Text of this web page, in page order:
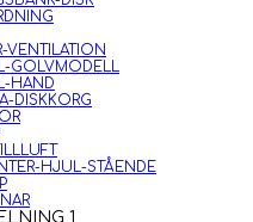
VENTILATION
GOLVMODELL
HAND
DISKKORG
HJUL-STÅENDE
1